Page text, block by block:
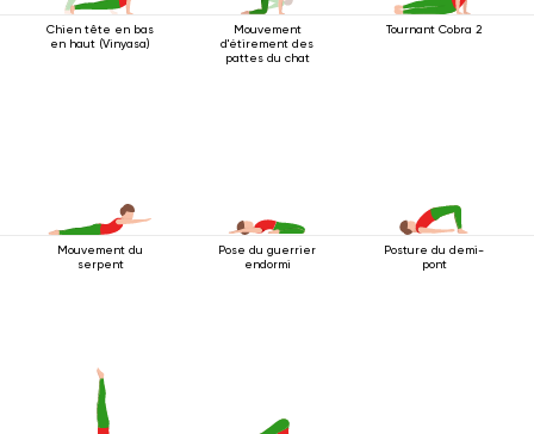
Chien tête en bas
en haut (Vinyasa)
Mouvement
d'étirement des
pattes du chat
Tournant Cobra 2
Mouvement du
serpent
Pose du guerrier
endormi
Posture du demi-
pont